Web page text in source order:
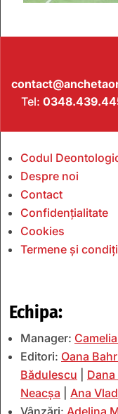
Tel:
Codul
Despre noi
Contact
Confidențialitate
Cookies
Termene și
Echipa:
Manager:
Editori: Oana
Bădulescu
Neacșa
Ana Vlad
Vânzări: Adelina